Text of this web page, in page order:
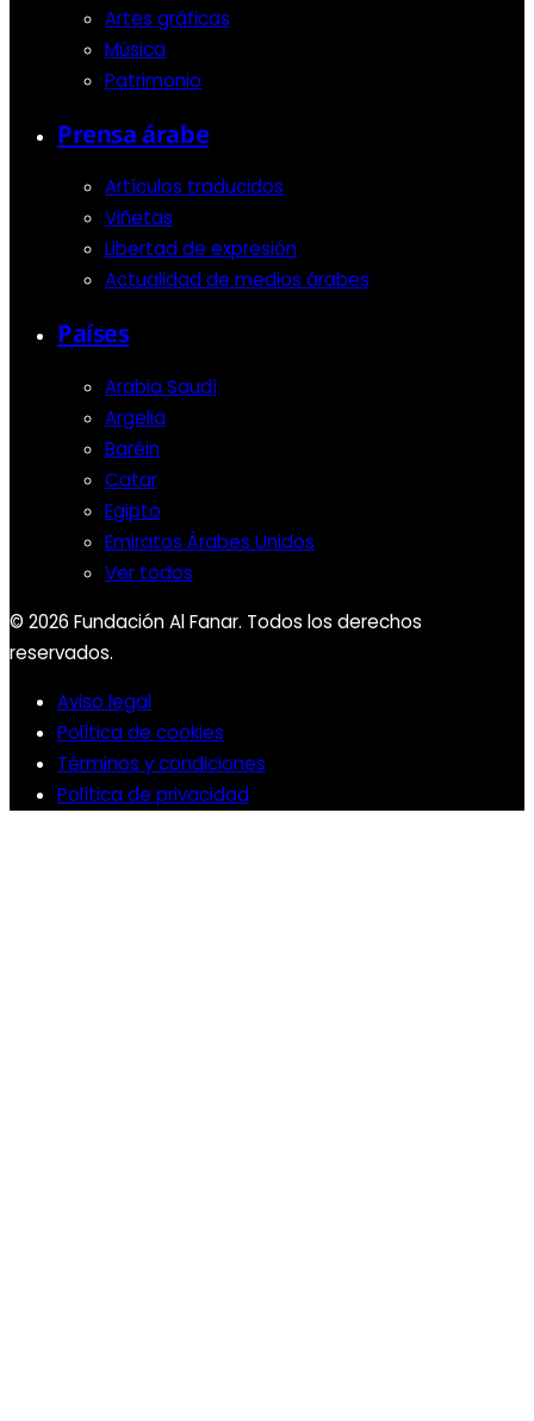
Artes gráficas
Música
Patrimonio
Prensa árabe
Artículos traducidos
Viñetas
Libertad de expresión
Actualidad de medios árabes
Países
Arabia Saudí
Argelia
Baréin
Catar
Egipto
Emiratos Árabes Unidos
Ver todos
© 2026 Fundación Al Fanar. Todos los derechos
reservados.
Aviso legal
Política de cookies
Términos y condiciones
Política de privacidad